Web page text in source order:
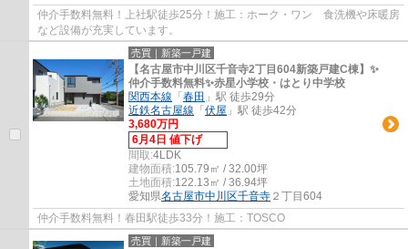
仲介手数料無料！上社駅徒歩25分！施工：ホーク・ワン 食洗機や床暖房
など設備が充実しています。
売買｜新築一戸建
【名古屋市中川区千音寺2丁目604新築戸建C棟】✨️
仲介手数料無料✨️赤星小学校・はとり中学校
関西本線 「 春田 」駅 徒歩29分
近鉄名古屋線 「 伏屋 」駅 徒歩42分
3,680万円
6月4日 値下げ
間取:4LDK
建物面積:105.79㎡ / 32.00坪
土地面積:122.13㎡ / 36.94坪
愛知県名古屋市中川区千音寺 ２丁目604
仲介手数料無料！春田駅徒歩33分！施工：TOSCO
売買｜新築一戸建